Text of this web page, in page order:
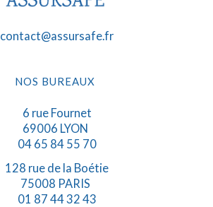
contact@assursafe.fr
NOS BUREAUX
6 rue Fournet
69006 LYON
04 65 84 55 70
128 rue de la Boétie
75008 PARIS
01 87 44 32 43